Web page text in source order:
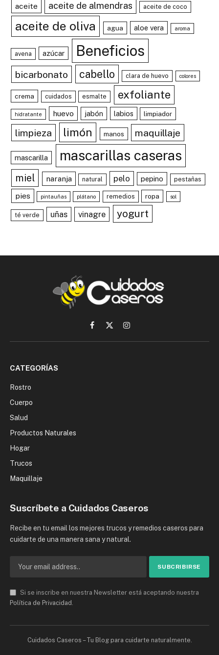
aceite aceite de almendras aceite de coco
aceite de oliva agua aloe vera aroma
avena azúcar Beneficios
bicarbonato cabello clara de huevo colores
crema cuidados esmalte exfoliante
hidratante huevo jabón labios limpiador
limpieza limón manos maquillaje
mascarilla mascarillas caseras
miel naranja natural pelo pepino pestañas
pies pintauñas plátano remedios ropa sol
té verde uñas vinagre yogurt
Facebook
X
(Twitter)
Instagram
CATEGORÍAS
Rostro
Cuerpo
Salud
Productos Naturales
Hogar
Trucos
Maquillaje
Suscríbete a Cuidados Caseros
Recibe en tu email los mejores trucos y remedios caseros para
cuidarte de una manera sana y natural.
Si se inscribe en nuestra Newsletter está aceptando nuestra
Política de Privacidad .
Cuidados Caseros – Tu Blog para cuidarte naturalmente.